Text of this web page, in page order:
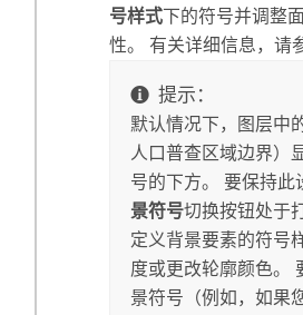
号样式下的符号并调整
性。 有关详细信息，请
提示：
默认情况下，图层中
人口普查区域边界）
号的下方。 要保持此
景符号切换按钮处于
定义背景要素的符号
度或更改轮廓颜色。
景符号（例如，如果